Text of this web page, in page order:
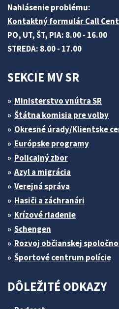
Nahlásenie problému:
Kontaktný formulár Call
PO, UT, ŠT, PIA: 8.00 - 16.00
STREDA: 8.00 - 17.00
SEKCIE MV SR
Ministerstvo vnútra SR
Štátna komisia pre volby
Okresné úrady/Klientske
Európske programy
Policajný zbor
Azyl a migrácia
Verejná správa
Hasiči a záchranári
Krízové riadenie
Schengen
Rozvoj občianskej
Športové centrum polície
DÔLEŽITÉ ODKAZY